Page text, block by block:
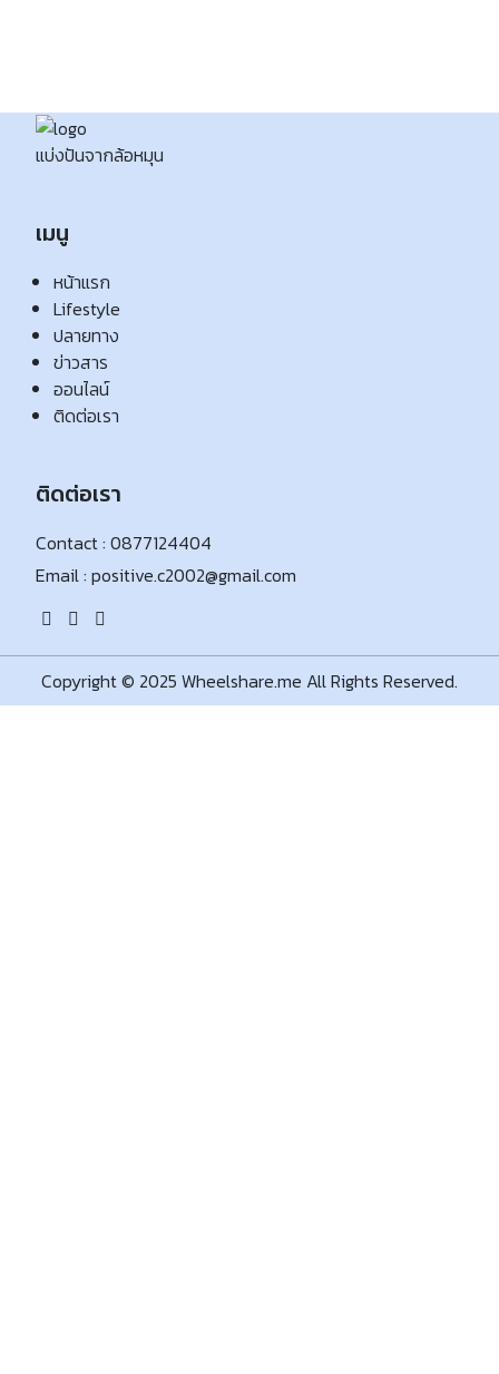
แบ่งปันจากล้อหมุน
เมนู
หน้าแรก
Lifestyle
ปลายทาง
ข่าวสาร
ออนไลน์
ติดต่อเรา
ติดต่อเรา
Contact : 0877124404
Email : positive.c2002@gmail.com
Copyright © 2025 Wheelshare.me All Rights Reserved.